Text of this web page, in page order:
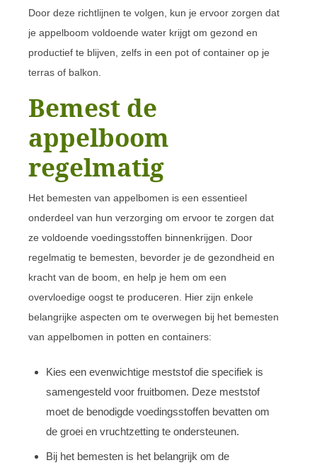
Door deze richtlijnen te volgen, kun je ervoor zorgen dat
je appelboom voldoende water krijgt om gezond en
productief te blijven, zelfs in een pot of container op je
terras of balkon.
Bemest de
appelboom
regelmatig
Het bemesten van appelbomen is een essentieel
onderdeel van hun verzorging om ervoor te zorgen dat
ze voldoende voedingsstoffen binnenkrijgen. Door
regelmatig te bemesten, bevorder je de gezondheid en
kracht van de boom, en help je hem om een
overvloedige oogst te produceren. Hier zijn enkele
belangrijke aspecten om te overwegen bij het bemesten
van appelbomen in potten en containers:
Kies een evenwichtige meststof die specifiek is
samengesteld voor fruitbomen. Deze meststof
moet de benodigde voedingsstoffen bevatten om
de groei en vruchtzetting te ondersteunen.
Bij het bemesten is het belangrijk om de